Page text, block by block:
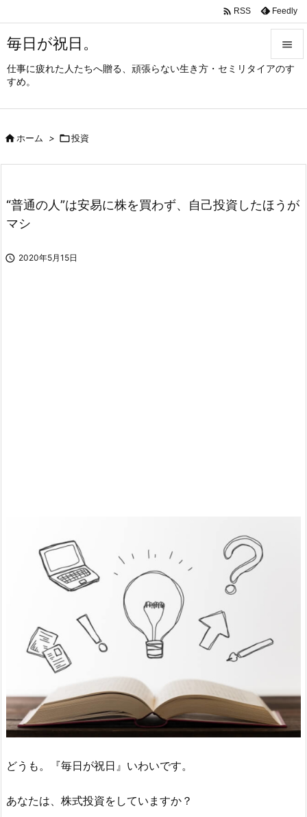
毎日が祝日。
仕事に疲れた人たちへ贈る、頑張らない生き方・セミリタイアのす
すめ。




 RSS Feedly
ホーム > 投資
“普通の人”は安易に株を買わず、自己投資したほうが
マシ
 2020年5月15日
どうも。『毎日が祝日』いわいです。
あなたは、株式投資をしていますか？